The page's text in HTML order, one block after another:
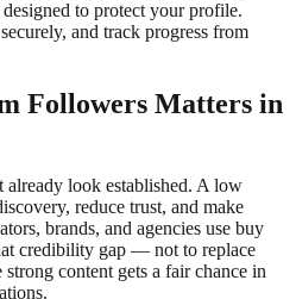
to protect your profile.
and track progress from
Followers Matters in
already look established. A low
reduce trust, and make
brands, and agencies use buy
credibility gap — not to replace
content gets a fair chance in